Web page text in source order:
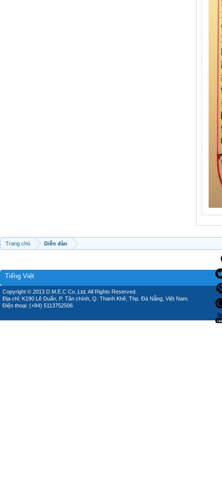
Trang chủ Diễn đàn
Tiếng Việt
Copyright © 2013 D.M.E.C Co.,Ltd, All Rights Reserved.
Địa chỉ: K190 Lê Duẩn, P. Tân chính, Q. Thanh Khê, Thp. Đà Nẵng, Việt Nam.
Điện thoại: (+84) 5113752506